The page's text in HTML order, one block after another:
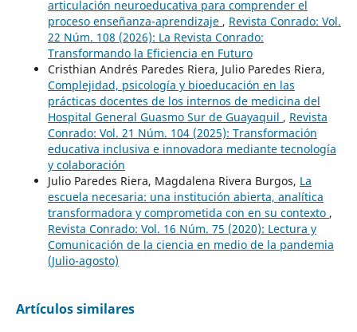
articulación neuroeducativa para comprender el
proceso enseñanza-aprendizaje , Revista Conrado: Vol.
22 Núm. 108 (2026): La Revista Conrado:
Transformando la Eficiencia en Futuro
Cristhian Andrés Paredes Riera, Julio Paredes Riera,
Complejidad, psicología y bioeducación en las
prácticas docentes de los internos de medicina del
Hospital General Guasmo Sur de Guayaquil , Revista
Conrado: Vol. 21 Núm. 104 (2025): Transformación
educativa inclusiva e innovadora mediante tecnología
y colaboración
Julio Paredes Riera, Magdalena Rivera Burgos, La
escuela necesaria: una institución abierta, analítica
transformadora y comprometida con en su contexto ,
Revista Conrado: Vol. 16 Núm. 75 (2020): Lectura y
Comunicación de la ciencia en medio de la pandemia
(Julio-agosto)
Artículos similares